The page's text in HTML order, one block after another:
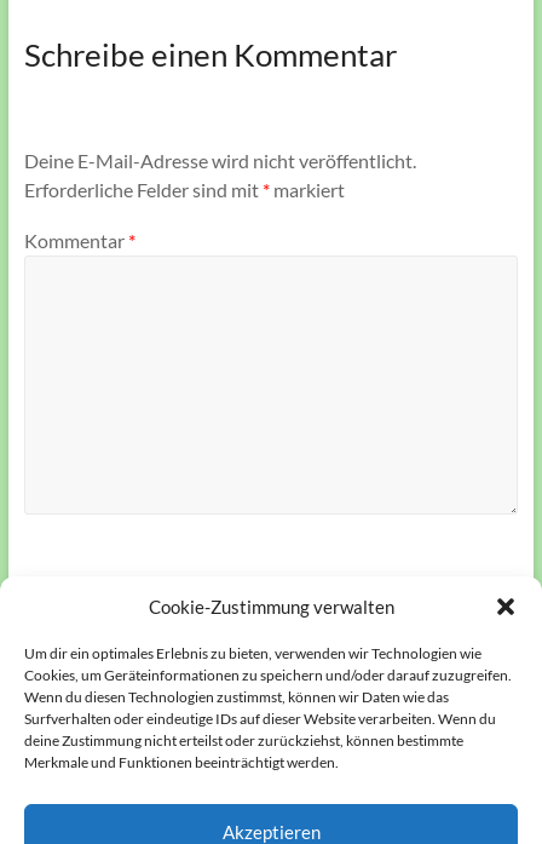
Cookie-Zustimmung verwalten
Um dir ein optimales Erlebnis zu bieten, verwenden wir Technologien wie
Cookies, um Geräteinformationen zu speichern und/oder darauf zuzugreifen.
Wenn du diesen Technologien zustimmst, können wir Daten wie das
Surfverhalten oder eindeutige IDs auf dieser Website verarbeiten. Wenn du
deine Zustimmung nicht erteilst oder zurückziehst, können bestimmte
Merkmale und Funktionen beeinträchtigt werden.
Akzeptieren
Schreibe einen Kommentar
Deine E-Mail-Adresse wird nicht veröffentlicht.
Erforderliche Felder sind mit *markiert
Kommentar *
E-Mail-Adresse*